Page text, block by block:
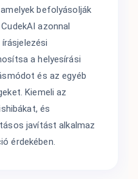
befolyásolják
azonnal
a helyesírási
és az egyéb
Kiemeli az
és
javítást alkalmaz
érdekében.